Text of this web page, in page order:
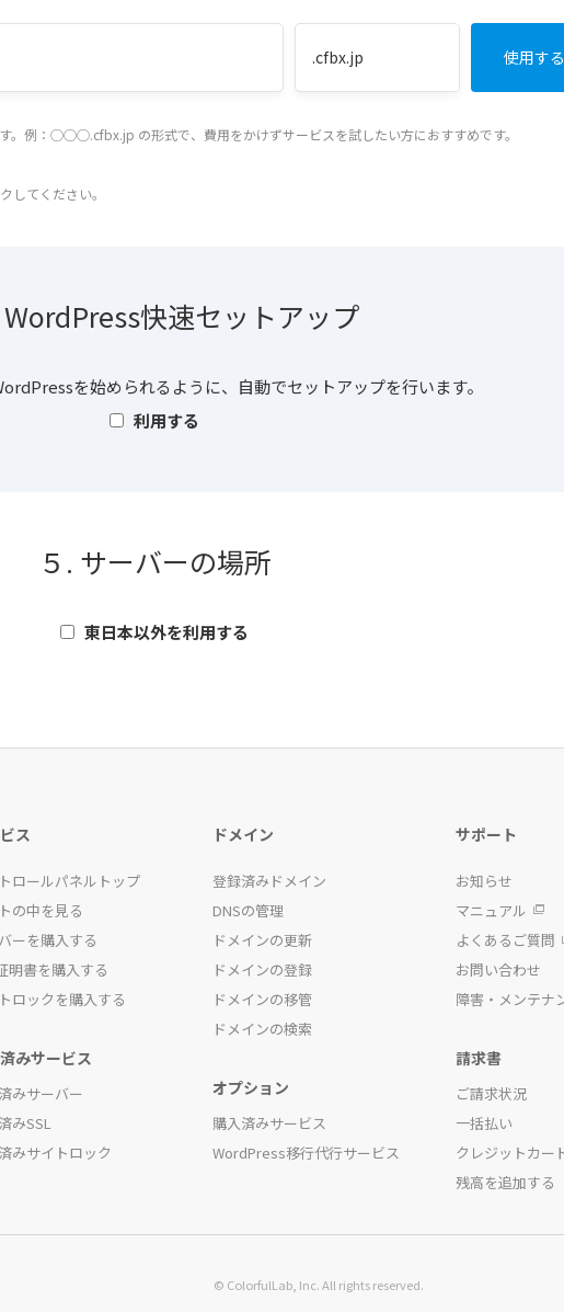
。例：◯◯◯.cfbx.jp の形式で、費用をかけずサービスを試したい方におすすめです。
してください。
WordPress快速セットアップ
を始められるように、自動でセットアップを行います。
利用する
５. サーバーの場所
東日本以外を利用する
ス
ロールパネルトップ
の中を見る
ーを購入する
明書を購入する
ロックを購入する
みサービス
みサーバー
みSSL
みサイトロック
ドメイン
登録済みドメイン
DNSの管理
ドメインの更新
ドメインの登録
ドメインの移管
ドメインの検索
オプション
購入済みサービス
WordPress移行代行サービス
サポート
お知らせ
マニュアル
よくあるご質問
お問い合わせ
障害・メンテナ
請求書
ご請求状況
一括払い
クレジットカー
残高を追加する
© ColorfulLab, Inc. All rights reserved.